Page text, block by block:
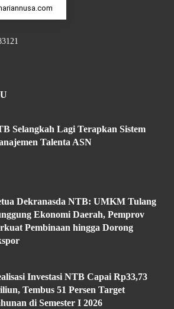
Selangkah Lagi Terapkan Sistem
Talenta ASN
Dekranasda NTB: UMKM Tulang
Ekonomi Daerah, Pemprov
Pembinaan hingga Dorong
Investasi NTB Capai Rp33,73
Tembus 51 Persen Target
di Semester I 2026